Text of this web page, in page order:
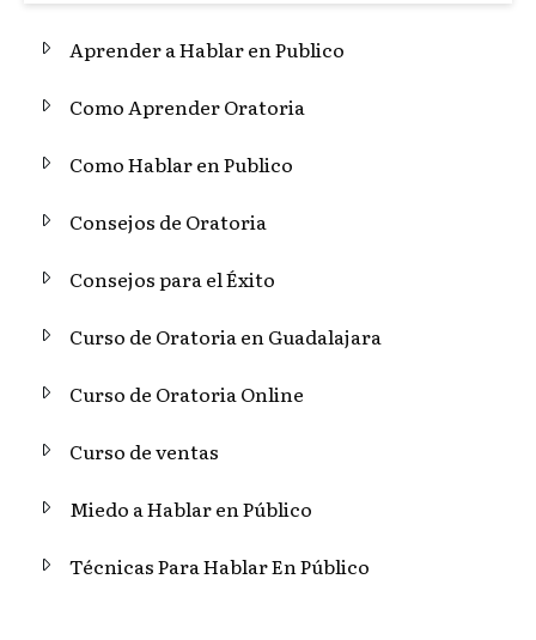
Aprender a Hablar en Publico
Como Aprender Oratoria
Como Hablar en Publico
Consejos de Oratoria
Consejos para el Éxito
Curso de Oratoria en Guadalajara
Curso de Oratoria Online
Curso de ventas
Miedo a Hablar en Público
Técnicas Para Hablar En Público